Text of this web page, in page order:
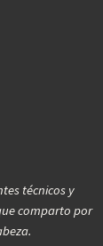
técnicos y
comparto por